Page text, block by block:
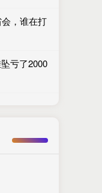
，谁在打
亏了2000